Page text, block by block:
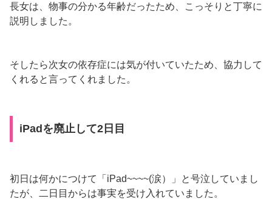
長女は、物事の分かる年齢だったため、こっそりと丁寧に
説明しました。
そしたら次女の依存症には気が付いていたため、協力して
くれると言ってくれました。
iPadを廃止して2日目
初日は何かにつけて「iPad~~~~(涙）」と号泣していまし
たが、二日目からは事実を受け入れていました。